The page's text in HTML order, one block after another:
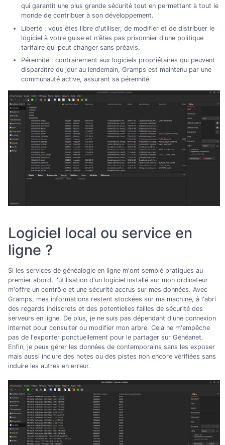
qui garantit une plus grande sécurité tout en permettant à tout le
monde de contribuer à son développement.
Liberté : vous êtes libre d'utiliser, de modifier et de distribuer le
logiciel à votre guise et n'êtes pas prisonnier d'une politique
tarifaire qui peut changer sans préavis.
Pérennité : contrairement aux logiciels propriétaires qui peuvent
disparaître du jour au lendemain, Gramps est maintenu par une
communauté active, assurant sa pérennité.
Logiciel local ou service en
ligne ?
Si les services de généalogie en ligne m'ont semblé pratiques au
premier abord, l'utilisation d'un logiciel installé sur mon ordinateur
m'offre un contrôle et une sécurité accrus sur mes données. Avec
Gramps, mes informations restent stockées sur ma machine, à l'abri
des regards indiscrets et des potentielles failles de sécurité des
serveurs en ligne. De plus, je ne suis pas dépendant d'une connexion
internet pour consulter ou modifier mon arbre. Cela ne m'empêche
pas de l'exporter ponctuellement pour le partager sur Généanet.
Enfin, je peux gérer les données de contemporains sans les exposer
mais aussi inclure des notes ou des pistes non encore vérifiées sans
induire les autres en erreur.